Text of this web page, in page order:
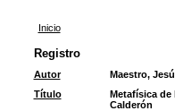
Inicio
Registro
Autor
Maestro,
Título
Metafísica de
Calderón